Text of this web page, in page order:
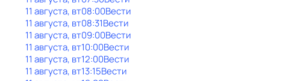
11 августа, вт08:00Вести
11 августа, вт08:31Вести
11 августа, вт09:00Вести
11 августа, вт10:00Вести
11 августа, вт12:00Вести
11 августа, вт13:15Вести